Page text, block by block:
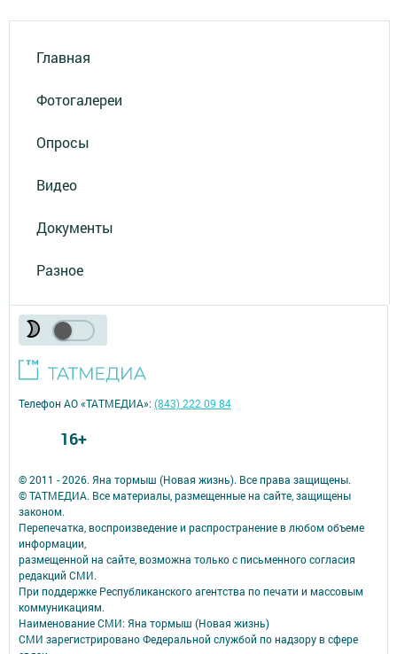
Главная
Фотогалереи
Опросы
Видео
Документы
Разное
© 2011 - 2026. Яна тормыш (Новая жизнь). Все права защищены.
© ТАТМЕДИА. Все материалы, размещенные на сайте, защищены
законом.
Перепечатка, воспроизведение и распространение в любом объеме
информации,
размещенной на сайте, возможна только с письменного согласия
редакций СМИ.
При поддержке Республиканского агентства по печати и массовым
коммуникациям.
Наименование СМИ: Яна тормыш (Новая жизнь)
СМИ зарегистрировано Федеральной службой по надзору в сфере
Телефон АО «ТАТМЕДИА»:(843) 222 09 84
16+